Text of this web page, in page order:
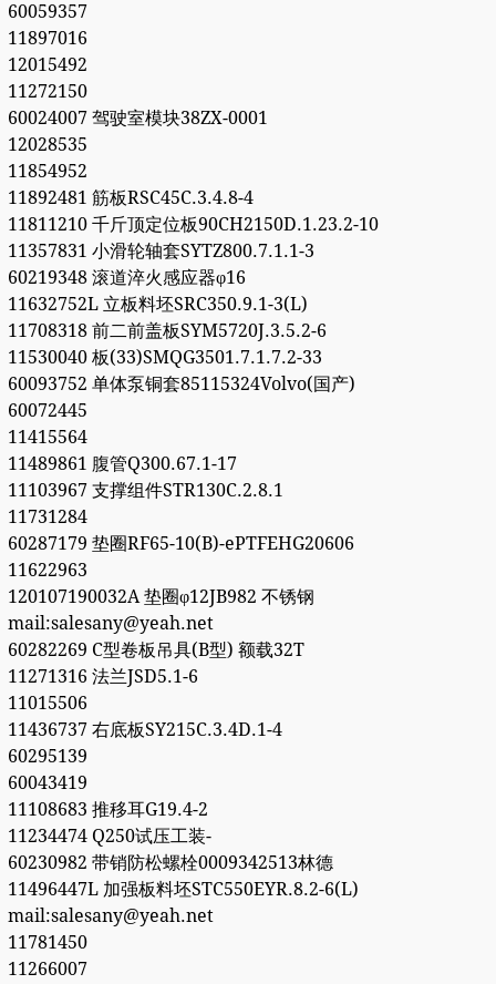
60059357
11897016
12015492
11272150
60024007 驾驶室模块38ZX-0001
12028535
11854952
11892481 筋板RSC45C.3.4.8-4
11811210 千斤顶定位板90CH2150D.1.23.2-10
11357831 小滑轮轴套SYTZ800.7.1.1-3
60219348 滚道淬火感应器φ16
11632752L 立板料坯SRC350.9.1-3(L)
11708318 前二前盖板SYM5720J.3.5.2-6
11530040 板(33)SMQG3501.7.1.7.2-33
60093752 单体泵铜套85115324Volvo(国产)
60072445
11415564
11489861 腹管Q300.67.1-17
11103967 支撑组件STR130C.2.8.1
11731284
60287179 垫圈RF65-10(B)-ePTFEHG20606
11622963
120107190032A 垫圈φ12JB982 不锈钢
mail:salesany@yeah.net
60282269 C型卷板吊具(B型) 额载32T
11271316 法兰JSD5.1-6
11015506
11436737 右底板SY215C.3.4D.1-4
60295139
60043419
11108683 推移耳G19.4-2
11234474 Q250试压工装-
60230982 带销防松螺栓0009342513林德
11496447L 加强板料坯STC550EYR.8.2-6(L)
mail:salesany@yeah.net
11781450
11266007